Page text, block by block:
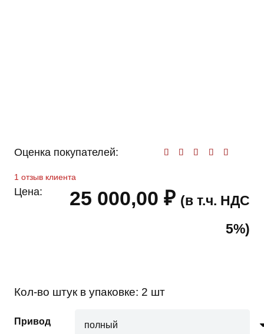
Оценка покупателей:
1 отзыв клиента
Цена: 25 000,00 ₽ (в т.ч. НДС
5%)
Кол-во штук в упаковке: 2 шт
Привод